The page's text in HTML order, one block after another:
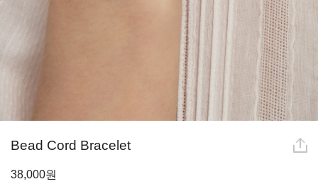
Bead Cord Bracelet
38,000원